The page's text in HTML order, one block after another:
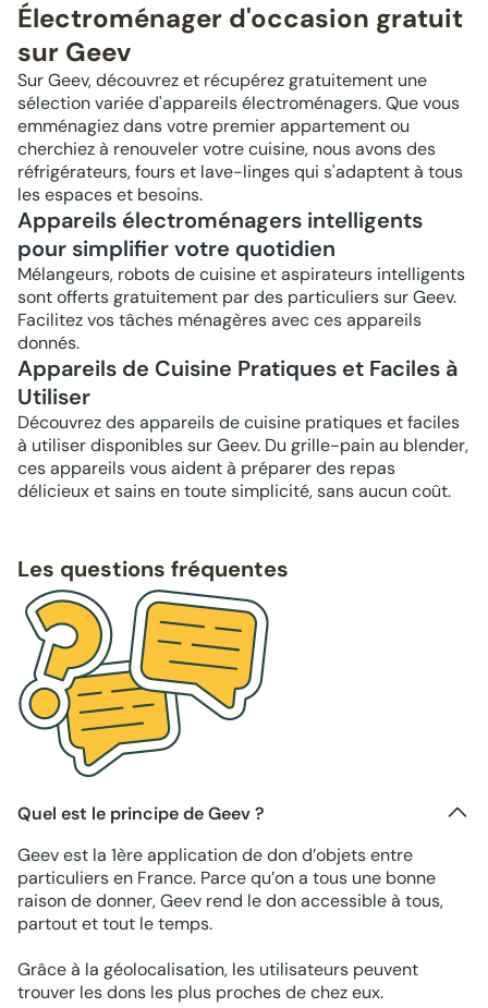
Électroménager d'occasion gratuit
sur Geev
Sur Geev, découvrez et récupérez gratuitement une
sélection variée d'appareils électroménagers. Que vous
emménagiez dans votre premier appartement ou
cherchiez à renouveler votre cuisine, nous avons des
réfrigérateurs, fours et lave-linges qui s'adaptent à tous
les espaces et besoins.
Appareils électroménagers intelligents
pour simplifier votre quotidien
Mélangeurs, robots de cuisine et aspirateurs intelligents
sont offerts gratuitement par des particuliers sur Geev.
Facilitez vos tâches ménagères avec ces appareils
donnés.
Appareils de Cuisine Pratiques et Faciles à
Utiliser
Découvrez des appareils de cuisine pratiques et faciles
à utiliser disponibles sur Geev. Du grille-pain au blender,
ces appareils vous aident à préparer des repas
délicieux et sains en toute simplicité, sans aucun coût.
Les questions fréquentes
Quel est le principe de Geev ?
Geev est la 1ère application de don d’objets entre
particuliers en France. Parce qu’on a tous une bonne
raison de donner, Geev rend le don accessible à tous,
partout et tout le temps.
Grâce à la géolocalisation, les utilisateurs peuvent
trouver les dons les plus proches de chez eux.